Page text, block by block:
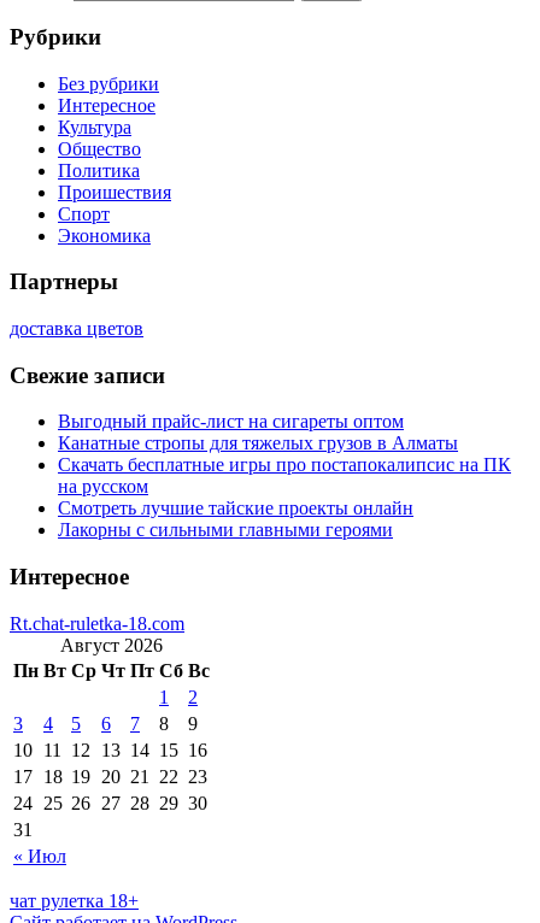
Рубрики
Без рубрики
Интересное
Культура
Общество
Политика
Проишествия
Спорт
Экономика
Партнеры
доставка цветов
Свежие записи
Выгодный прайс-лист на сигареты оптом
Канатные стропы для тяжелых грузов в Алматы
Скачать бесплатные игры про постапокалипсис на ПК
на русском
Смотреть лучшие тайские проекты онлайн
Лакорны с сильными главными героями
Интересное
Rt.chat-ruletka-18.com
Август 2026
Пн Вт Ср Чт Пт Сб Вс
« Июл
1
2
3
4 5 6 7 8
9
10 11 12 13 14 15 16
17 18 19 20 21 22 23
24 25 26 27 28 29 30
31
чат рулетка 18+